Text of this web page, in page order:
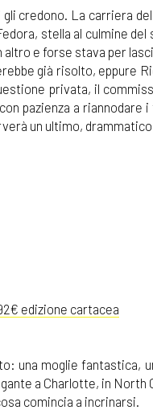
credono. La carriera
stella al culmine
e forse stava per
già risolto, eppure
privata, il
pazienza a riannodare i
un ultimo, drammatico
edizione cartacea
una moglie fantastica,
a Charlotte, in North
comincia a incrinarsi.